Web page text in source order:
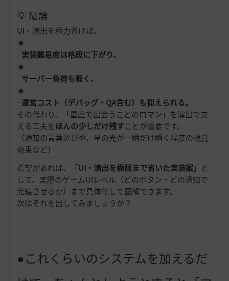
💡 結論
UI・演出を極力省けば、
実装難易度は格段に下がり、
サーバー負荷も軽く、
運営コスト（デバッグ・QA含む）も抑えられる。
その代わり、「星座で出会うことのロマン」を演出で支
える工夫をほんの少しだけ残すことが重要です。
（通知の言葉選びや、星の光が一瞬だけ瞬く程度の視覚
効果など）
希望があれば、「UI・演出を極限まで省いた実装案」と
して、実際のゲームUIレベル（どのボタン・どの通知で
完結させるか）まで具体化して図解できます。
次はそれを出してみましょうか？
●これくらいのシステムを加えるだ